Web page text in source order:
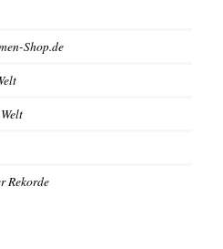
Shop.de
Rekorde